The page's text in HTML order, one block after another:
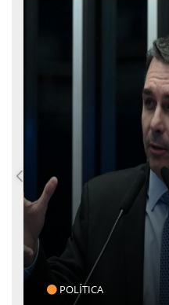
CLICK INDICA